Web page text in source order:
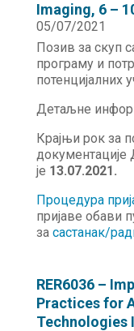
Imaging, 6 –
05/07/2021
Позив за скуп
програму и
потенцијалних
Детаљне
Крајњи рок за
документације
је 13.07.2021.
Процедура
пријаве обави
за састанак/
RER6036 –
Practices for
Technologies